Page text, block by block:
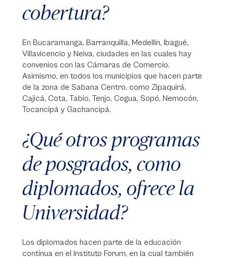
cobertura?
En Bucaramanga, Barranquilla, Medellín, Ibagué,
Villavicencio y Neiva, ciudades en las cuales hay
convenios con las Cámaras de Comercio.
Asimismo, en todos los municipios que hacen parte
de la zona de Sabana Centro, como Zipaquirá,
Cajicá, Cota, Tabio, Tenjo, Cogua, Sopó, Nemocón,
Tocancipá y Gachancipá.
¿Qué otros programas
de posgrados, como
diplomados, ofrece la
Universidad?
Los diplomados hacen parte de la educación
continua en el Instituto Forum, en la cual también